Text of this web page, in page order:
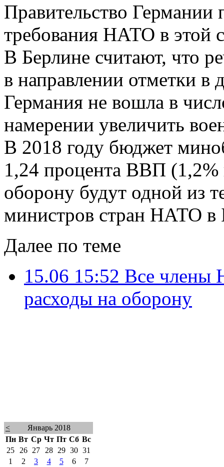
Правительство Германии
требования НАТО в этой
В Берлине считают, что
в направлении отметки в
Германия не вошла в
намерении увеличить
В 2018 году бюджет
1,24 процента ВВП
оборону будут одной из
министров стран НАТО в
Далее по теме
15.06 15:52 Все члены
расходы на оборону
<
Январь 2018
Пн Вт Ср Чт Пт Сб Вс
25
26 27 28 29 30 31
1
2 3 4 5 6 7